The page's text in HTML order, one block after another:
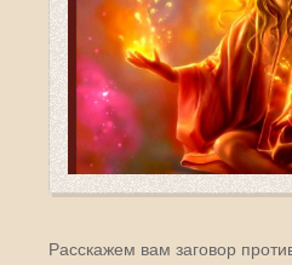
Расскажем вам заговор